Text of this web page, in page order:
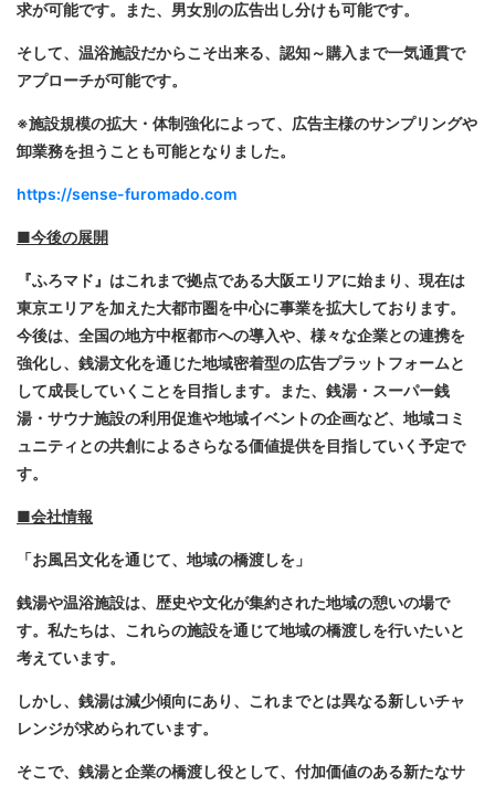
求が可能です。また、男女別の広告出し分けも可能です。
そして、温浴施設だからこそ出来る、認知～購入まで一気通貫で
アプローチが可能です。
※施設規模の拡大・体制強化によって、広告主様のサンプリングや
卸業務を担うことも可能となりました。
https://sense-furomado.com
■今後の展開
『ふろマド』はこれまで拠点である大阪エリアに始まり、現在は
東京エリアを加えた大都市圏を中心に事業を拡大しております。
今後は、全国の地方中枢都市への導入や、様々な企業との連携を
強化し、銭湯文化を通じた地域密着型の広告プラットフォームと
して成長していくことを目指します。また、銭湯・スーパー銭
湯・サウナ施設の利用促進や地域イベントの企画など、地域コミ
ュニティとの共創によるさらなる価値提供を目指していく予定で
す。
■会社情報
「お風呂文化を通じて、地域の橋渡しを」
銭湯や温浴施設は、歴史や文化が集約された地域の憩いの場で
す。私たちは、これらの施設を通じて地域の橋渡しを行いたいと
考えています。
しかし、銭湯は減少傾向にあり、これまでとは異なる新しいチャ
レンジが求められています。
そこで、銭湯と企業の橋渡し役として、付加価値のある新たなサ